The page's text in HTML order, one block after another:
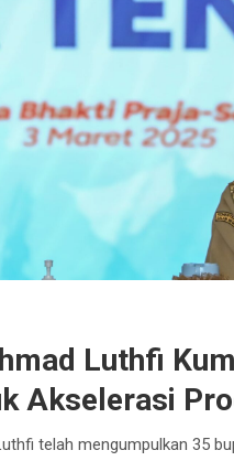
Luthfi
Akselerasi
telah mengumpulkan 35